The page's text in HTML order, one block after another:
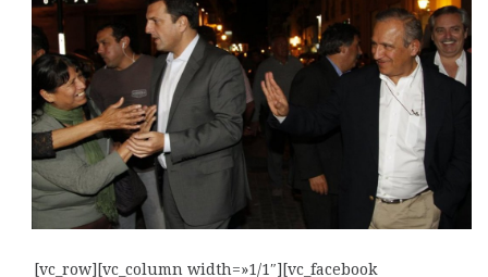
[vc_row][vc_column width=»1/1″][vc_facebook